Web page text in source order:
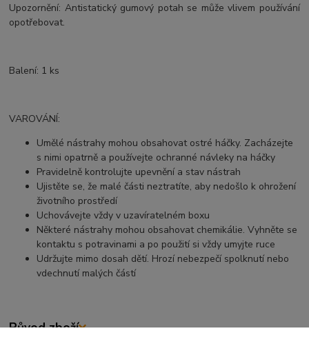
Upozornění: Antistatický gumový potah se může vlivem používání
opotřebovat.
Balení: 1 ks
VAROVÁNÍ:
Umělé nástrahy mohou obsahovat ostré háčky. Zacházejte
s nimi opatrně a používejte ochranné návleky na háčky
Pravidelně kontrolujte upevnění a stav nástrah
Ujistěte se, že malé části neztratíte, aby nedošlo k ohrožení
životního prostředí
Uchovávejte vždy v uzavíratelném boxu
Některé nástrahy mohou obsahovat chemikálie. Vyhněte se
kontaktu s potravinami a po použití si vždy umyjte ruce
Udržujte mimo dosah dětí. Hrozí nebezpečí spolknutí nebo
vdechnutí malých částí
Původ zboží